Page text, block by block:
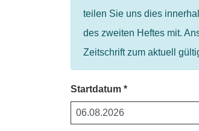
teilen Sie uns dies
des zweiten Heftes mit.
Zeitschrift zum aktuell
Startdatum